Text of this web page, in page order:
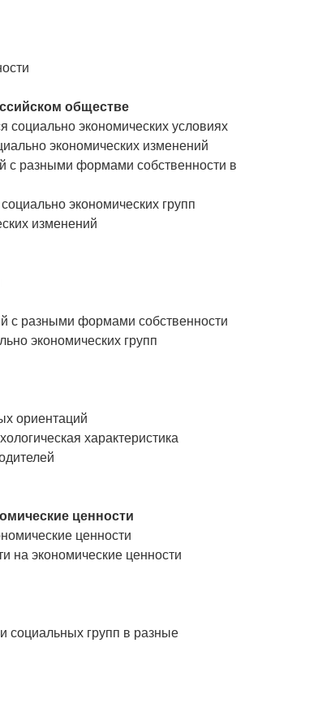
обществе
экономических условиях
экономических изменений
с разными формами собственности в
экономических групп
изменений
с разными формами собственности
экономических групп
ориентаций
характеристика
ценности
ценности
на экономические ценности
социальных групп в разные